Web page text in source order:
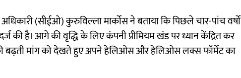
(सीईओ) कुरुविल्ला मार्कोस ने बताया कि पिछले चार-पांच वर्षों
की है। आगे की वृद्धि के लिए कंपनी प्रीमियम खंड पर ध्यान केंद्रित कर
की बढ़ती मांग को देखते हुए अपने हेलिओस और हेलिओस लक्स फॉर्मेट का